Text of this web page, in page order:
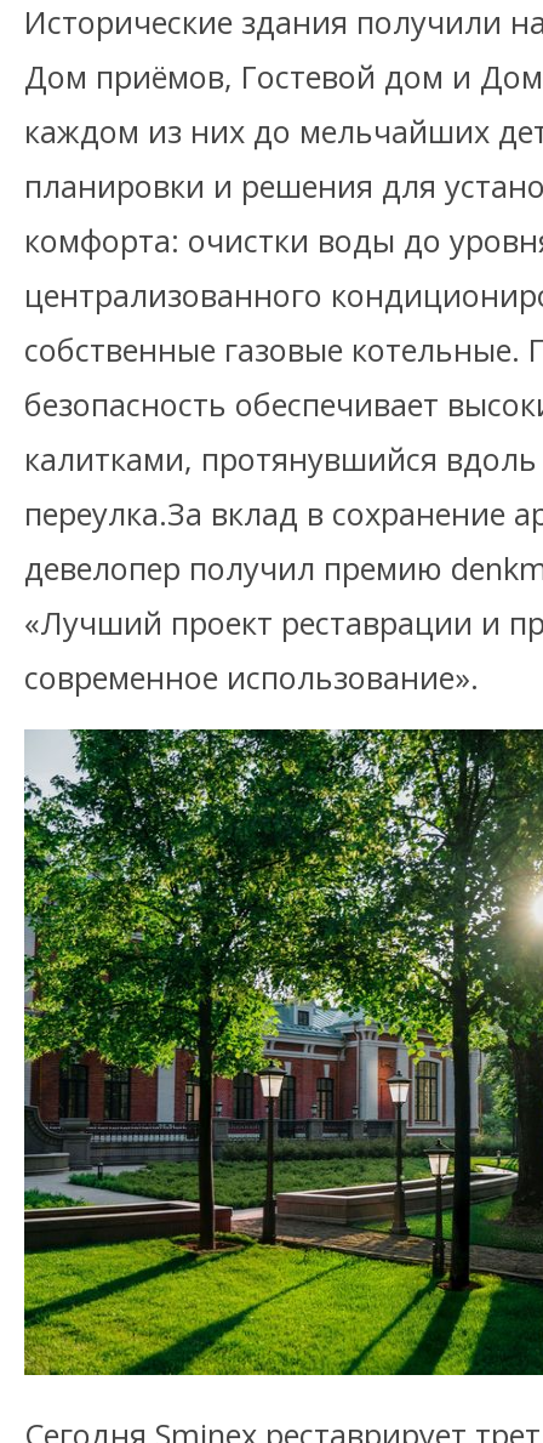
Исторические здания получили
Дом приёмов, Гостевой дом и
каждом из них до мельчайших
планировки и решения для
комфорта: очистки воды до
централизованного
собственные газовые котельные.
безопасность обеспечивает
калитками, протянувшийся
переулка.За вклад в сохранение
девелопер получил премию
«Лучший проект реставрации и
современное использование».
Сегодня Sminex реставрирует